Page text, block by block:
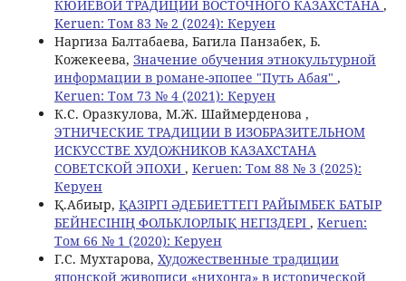
КЮЙЕВОЙ ТРАДИЦИИ ВОСТОЧНОГО КАЗАХСТАНА ,
Keruen: Том 83 № 2 (2024): Керуен
Наргиза Балтабаева, Багила Панзабек, Б.
Кожекеева, Значение обучения этнокультурной
информации в романе-эпопее "Путь Абая" ,
Keruen: Том 73 № 4 (2021): Керуен
К.С. Оразкулова, М.Ж. Шаймерденова ,
ЭТНИЧЕСКИЕ ТРАДИЦИИ В ИЗОБРАЗИТЕЛЬНОМ
ИСКУССТВЕ ХУДОЖНИКОВ КАЗАХСТАНА
СОВЕТСКОЙ ЭПОХИ , Keruen: Том 88 № 3 (2025):
Керуен
Қ.Абиыр, ҚАЗІРГІ ӘДЕБИЕТТЕГІ РАЙЫМБЕК БАТЫР
БЕЙНЕСІНІҢ ФОЛЬКЛОРЛЫҚ НЕГІЗДЕРІ , Keruen:
Том 66 № 1 (2020): Керуен
Г.С. Мухтарова, Художественные традиции
японской живописи «нихонга» в исторической